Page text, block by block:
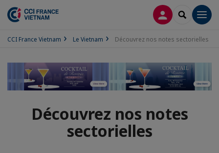
CONNEXION
CCI France Vietnam Le Vietnam Découvrez nos notes sectorielles
Découvrez nos notes
sectorielles